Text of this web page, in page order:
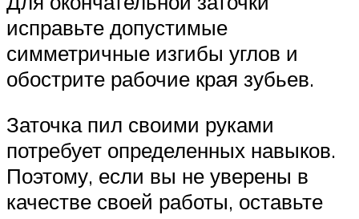
исправьте допустимые
симметричные изгибы углов и
обострите рабочие края зубьев.
Заточка пил своими руками
потребует определенных навыков.
Поэтому, если вы не уверены в
качестве своей работы, оставьте